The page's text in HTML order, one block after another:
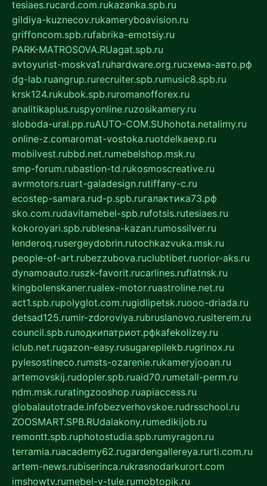
tesiaes.rucard.com.rukazanka.spb.ru
gildiya-kuznecov.rukameryboavision.ru
griffoncom.spb.rufabrika-emotsiy.ru
PARK-MATROSOVA.RUagat.spb.ru
avtoyurist-moskva1.ruhardware.org.ruсхема-авто.рф
dg-lab.ruangrup.rurecruiter.spb.rumusic8.spb.ru
krsk124.rukubok.spb.ruromanofforex.ru
analitikaplus.ruspyonline.ruzosikamery.ru
sloboda-ural.pp.ruAUTO-COM.SUhohota.netalimy.ru
online-z.comaromat-vostoka.ruotdelkaexp.ru
mobilvest.rubbd.net.rumebelshop.msk.ru
smp-forum.rubastion-td.rukosmoscreative.ru
avrmotors.ruart-galadesign.rutiffany-c.ru
ecostep-samara.rud-p.spb.ruгалактика73.рф
sko.com.rudavitamebel-spb.rufotsis.rutesiaes.ru
kokoroyari.spb.rublesna-kazan.rumossilver.ru
lenderoq.rusergeydobrin.rutochkazvuka.msk.ru
people-of-art.rubezzubova.ruclubtibet.ruorior-aks.ru
dynamoauto.ruszk-favorit.rucarlines.ruflatnsk.ru
kingbolenskaner.rualex-motor.ruastroline.net.ru
act1.spb.rupolyglot.com.rugidlipetsk.ruooo-driada.ru
detsad125.rumir-zdoroviya.rubruslanovo.rusiterem.ru
council.spb.ruлодкипатриот.рфkafekolizey.ru
iclub.net.rugazon-easy.rusugarepilekb.rugrinox.ru
pylesostineco.rumsts-ozarenie.rukameryjooan.ru
artemovskij.rudopler.spb.ruaid70.rumetall-perm.ru
ndm.msk.ruratingzooshop.ruapiaccess.ru
globalautotrade.infobezverhovskoe.rudrsschool.ru
ZOOSMART.SPB.RUdalakony.rumedikijob.ru
remontt.spb.ruphotostudia.spb.rumyragon.ru
terramia.ruacademy62.rugardengallereya.rurti.com.ru
artem-news.rubiserinca.rukrasnodarkurort.com
imshowtv.rumebel-v-tule.rumobtopik.ru